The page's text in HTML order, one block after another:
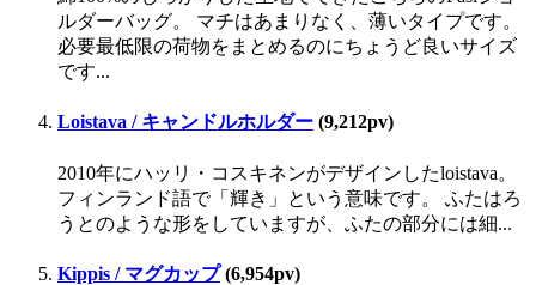
ルダーバッグ。 マチはあまりなく、薄いタイプです。
必要最低限の荷物をまとめるのにちょうど良いサイズ
です...
Loistava / キャンドルホルダー (9,212pv)
2010年にハッリ・コスキネンがデザインしたloistava。
フィンランド語で「輝き」という意味です。 ふたはろ
うとのような形をしていますが、ふたの部分には細...
Kippis / マグカップ(6,954pv)